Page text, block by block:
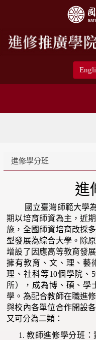
進修學分班
進
國立臺灣師範大學
期以培育師資為主，近
施，全國師資培育改採
型發展為綜合大學。除
增設了因應高等教育發
擁有教育、文、理、藝
理、社科等10個學院、
所），成為博、碩、學
學。為配合教師在職進
與校內各單位合作開設
又可分為二類：
教師進修學分班